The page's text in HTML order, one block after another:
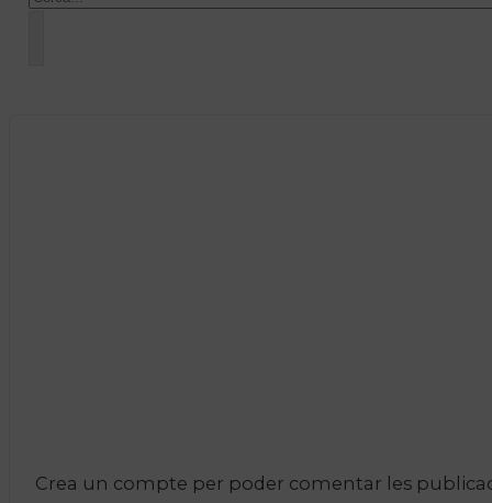
Crea un compte per poder comentar les